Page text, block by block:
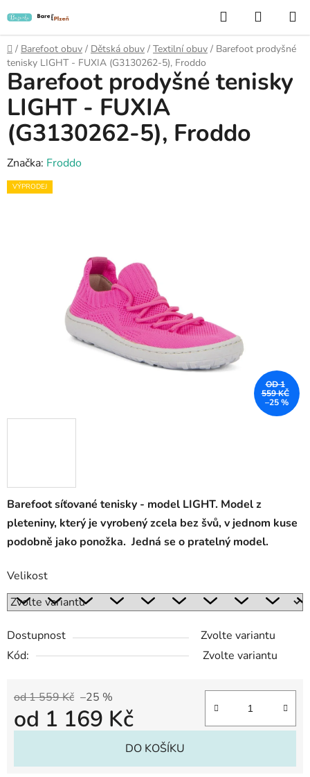
na
obsah
Hledat
KOŠÍK
Domů
/ Barefoot obuv / Dětská obuv / Textilní obuv / Barefoot prodyšné
tenisky LIGHT - FUXIA (G3130262-5), Froddo
Barefoot síťované tenisky - model LIGHT. Model z
pleteniny, který je vyrobený zcela bez švů, v jednom kuse
podobně jako ponožka. Jedná se o pratelný model.
Velikost
Dostupnost
Zvolte variantu
Kód:
Zvolte variantu
od 1 559 Kč –25 %
od 1 169 Kč
DO KOŠÍKU
Barefoot prodyšné tenisky
LIGHT - FUXIA
(G3130262-5), Froddo
Značka: Froddo
VÝPRODEJ
OD 1
559 KČ
–25 %